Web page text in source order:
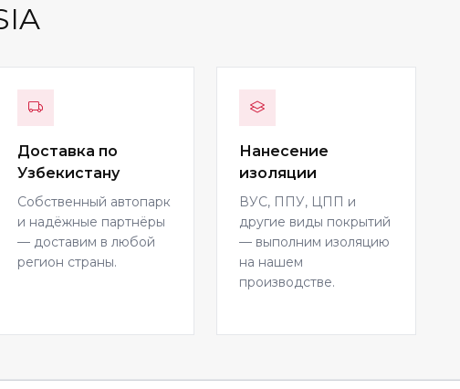
Доставка по
Узбекистану
Собственный автопарк
и надёжные партнёры
— доставим в любой
регион страны.
Нанесение
изоляции
ВУС, ППУ, ЦПП и
другие виды покрытий
— выполним изоляцию
на нашем
производстве.